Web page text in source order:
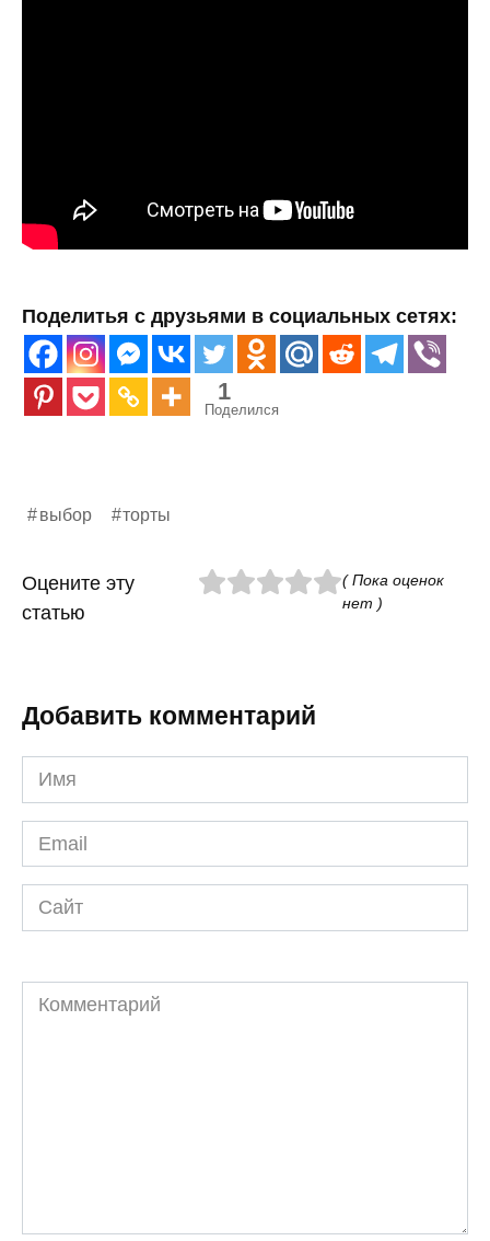
Поделитья с друзьями в социальных сетях:
1
Поделился
выбор торты
Оцените эту
статью
( Пока оценок
нет )
Добавить комментарий
Имя
*
Email
*
Сайт
Комментарий